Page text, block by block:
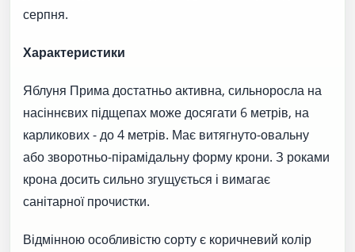
серпня.
Характеристики
Яблуня Прима достатньо активна, сильноросла на
насіннєвих підщепах може досягати 6 метрів, на
карликових - до 4 метрів. Має витягнуто-овальну
або зворотньо-пірамідальну форму крони. З роками
крона досить сильно згущується і вимагає
санітарної прочистки.
Відмінною особливістю сорту є коричневий колір